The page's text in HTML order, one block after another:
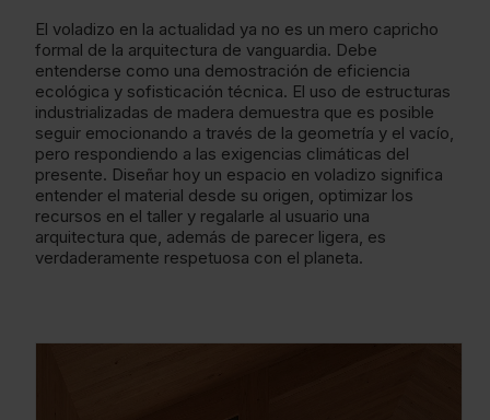
El voladizo en la actualidad ya no es un mero capricho
formal de la arquitectura de vanguardia. Debe
entenderse como una demostración de eficiencia
ecológica y sofisticación técnica. El uso de estructuras
industrializadas de madera demuestra que es posible
seguir emocionando a través de la geometría y el vacío,
pero respondiendo a las exigencias climáticas del
presente. Diseñar hoy un espacio en voladizo significa
entender el material desde su origen, optimizar los
recursos en el taller y regalarle al usuario una
arquitectura que, además de parecer ligera, es
verdaderamente respetuosa con el planeta.